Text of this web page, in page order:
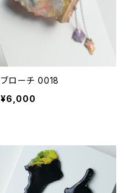
ブローチ 0018
¥6,000